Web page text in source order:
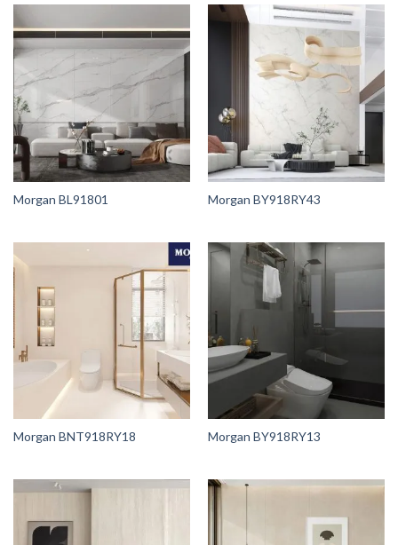
Morgan BL91801 Morgan BY918RY43
Morgan BNT918RY18 Morgan BY918RY13